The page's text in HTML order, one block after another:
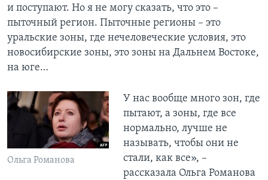
и поступают. Но я не могу сказать, что это –
пыточный регион. Пыточные регионы – это
уральские зоны, где нечеловеческие условия, это
новосибирские зоны, это зоны на Дальнем Востоке,
на юге…
Ольга Романова
У нас вообще много зон, где
пытают, а зоны, где все
нормально, лучше не
называть, чтобы они не
стали, как все», –
рассказала Ольга Романова